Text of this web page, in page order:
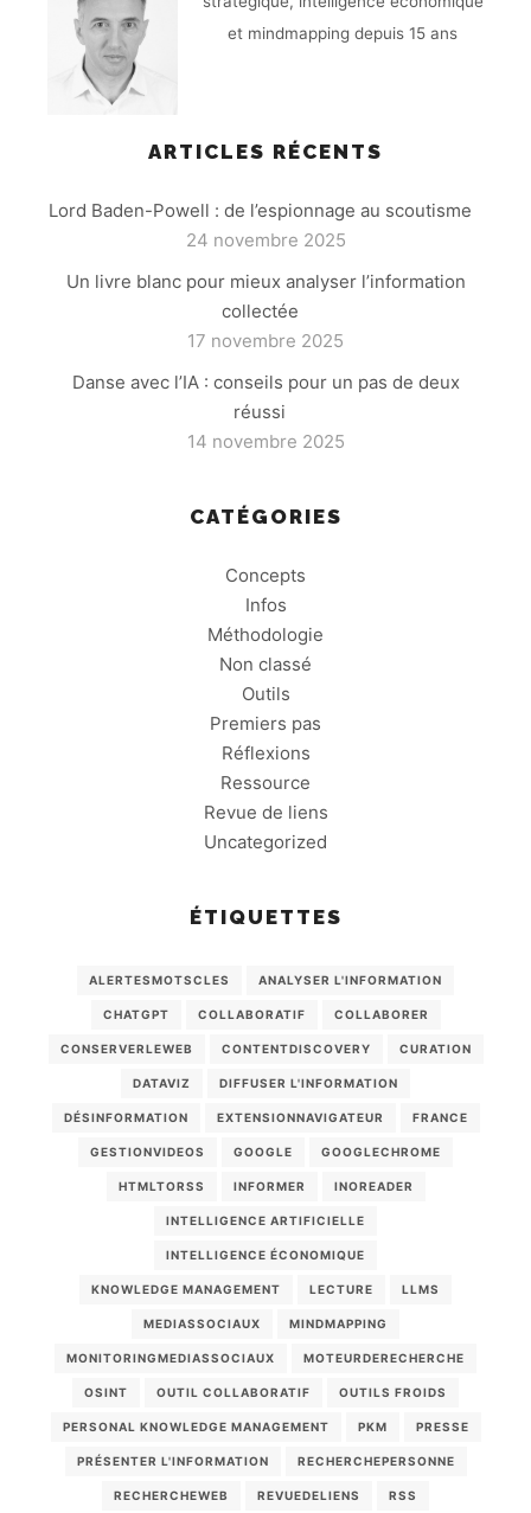
et mindmapping depuis 15 ans
ARTICLES RÉCENTS
Lord Baden-Powell : de l’espionnage au scoutisme
24 novembre 2025
Un livre blanc pour mieux analyser l’information
collectée
17 novembre 2025
Danse avec l’IA : conseils pour un pas de deux
réussi
14 novembre 2025
CATÉGORIES
Concepts
Infos
Méthodologie
Non classé
Outils
Premiers pas
Réflexions
Ressource
Revue de liens
Uncategorized
ÉTIQUETTES
ALERTESMOTSCLES ANALYSER L'INFORMATION
CHATGPT COLLABORATIF COLLABORER
CONSERVERLEWEB CONTENTDISCOVERY CURATION
DATAVIZ DIFFUSER L'INFORMATION
DÉSINFORMATION EXTENSIONNAVIGATEUR FRANCE
GESTIONVIDEOS GOOGLE GOOGLECHROME
HTMLTORSS INFORMER INOREADER
INTELLIGENCE ARTIFICIELLE
INTELLIGENCE ÉCONOMIQUE
KNOWLEDGE MANAGEMENT LECTURE LLMS
MEDIASSOCIAUX MINDMAPPING
MONITORINGMEDIASSOCIAUX MOTEURDERECHERCHE
OSINT OUTIL COLLABORATIF OUTILS FROIDS
PERSONAL KNOWLEDGE MANAGEMENT PKM PRESSE
PRÉSENTER L'INFORMATION RECHERCHEPERSONNE
RECHERCHEWEB REVUEDELIENS RSS